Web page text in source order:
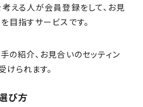
える人が会員登録をして、お見
目指すサービスです。
の紹介、お見合いのセッティン
けられます。
び方